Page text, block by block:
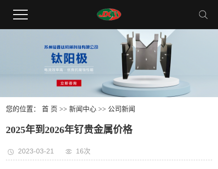
您的位置： 首 页 >> 新闻中心 >> 公司新闻
2025年到2026年钌贵金属价格
2023-03-21 16次